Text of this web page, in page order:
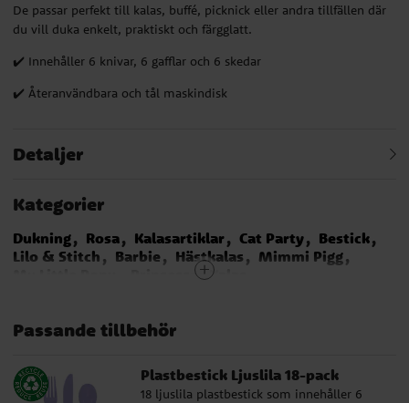
De passar perfekt till kalas, buffé, picknick eller andra tillfällen där
du vill duka enkelt, praktiskt och färgglatt.
✔️ Innehåller 6 knivar, 6 gafflar och 6 skedar
✔️ Återanvändbara och tål maskindisk
Detaljer
Kategorier
Dukning Rosa Kalasartiklar Cat Party
Bestick
Lilo & Stitch
Barbie Hästkalas
Mimmi Pigg
Prinsessor Kalas
Gabby's dockskåp
Monster High
K-Pop Demon Hunters
Kawaii Party
Passande tillbehör
Plastbestick Ljuslila 18-pack
18 ljuslila plastbestick som innehåller 6